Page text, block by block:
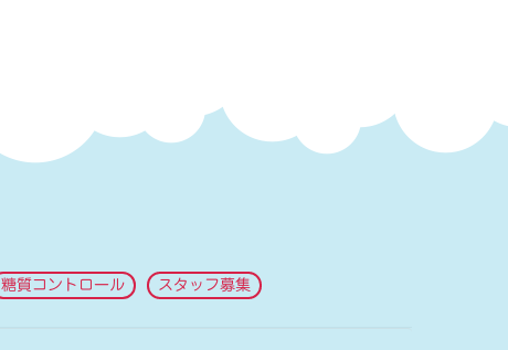
糖質コントロール スタッフ募集